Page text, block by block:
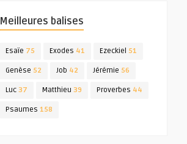
Meilleures balises
Esaïe 75 Exodes 41 Ezeckiel 51
Genèse 52 Job 42 Jérémie 56
Luc 37 Matthieu 39 Proverbes 44
Psaumes 158